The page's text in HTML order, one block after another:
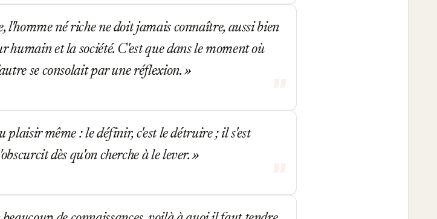
l'homme né riche ne doit jamais connaître, aussi bien
humain et la société. C'est que dans le moment où
se consolait par une réflexion.
plaisir même : le définir, c'est le détruire ; il s'est
dès qu'on cherche à le lever.